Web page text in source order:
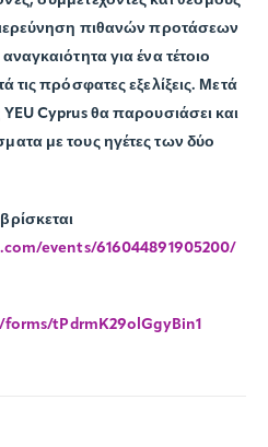
πιθανών προτάσεων
για ένα τέτοιο
τις πρόσφατες εξελίξεις. Μετά
Cyprus θα παρουσιάσει και
με τους ηγέτες των δύο
events/616044891905200/
tPdrmK29olGgyBin1